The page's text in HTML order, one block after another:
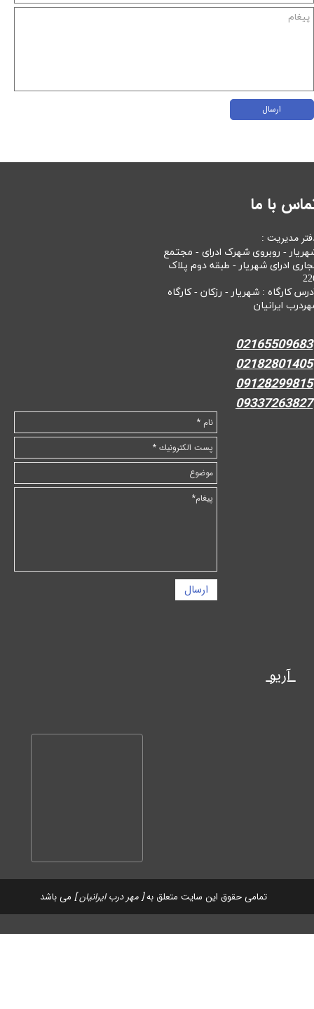
ارسال
ارسال
تمامی حقوق این سایت متعلق به[ مهر درب ایرانیان ] می باشد
با ما
مدیریت :
- روبروی شهرک ادرای - مجتمع
ادرای شهریار - طبقه دوم پلاک
کارگاه : شهریار - رزکان - کارگاه
ایرانیان
02165509683
02182801405
09128299815
09337263827
آریو